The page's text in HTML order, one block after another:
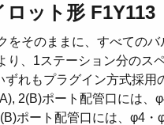
ット形 F1Y113
そのままに、すべてのバ
、1ステーション分のス
れもプラグイン方式採用
2(B)ポート配管口には、
ポート配管口には、φ4・